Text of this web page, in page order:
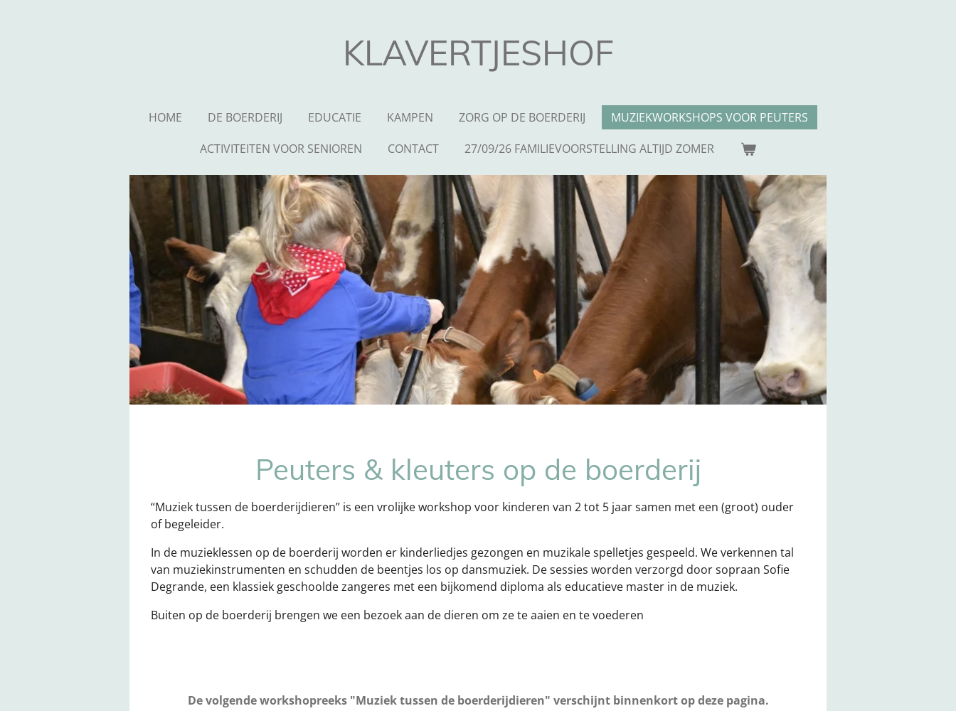
KLAVERTJESHOF
HOME DE BOERDERIJ EDUCATIE KAMPEN ZORG OP DE BOERDERIJ
MUZIEKWORKSHOPS VOOR PEUTERS
ACTIVITEITEN VOOR SENIOREN
CONTACT 27/09/26 FAMILIEVOORSTELLING ALTIJD ZOMER
Peuters & kleuters op de boerderij
“Muziek tussen de boerderijdieren” is een vrolijke workshop voor kinderen van 2 tot 5 jaar samen met een (groot) ouder
of begeleider.
In de muzieklessen op de boerderij worden er kinderliedjes gezongen en muzikale spelletjes gespeeld. We verkennen tal
van muziekinstrumenten en schudden de beentjes los op dansmuziek. De sessies worden verzorgd door sopraan Sofie
Degrande, een klassiek geschoolde zangeres met een bijkomend diploma als educatieve master in de muziek.
Buiten op de boerderij brengen we een bezoek aan de dieren om ze te aaien en te voederen
De volgende workshopreeks "Muziek tussen de boerderijdieren" verschijnt binnenkort op deze pagina.